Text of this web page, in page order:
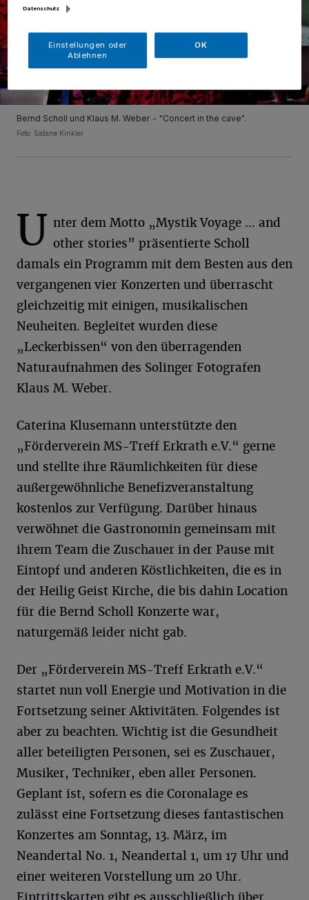
Bernd Scholl und Klaus M. Weber - "Concert in the cave".
Foto: Sabine Kinkler
U nter dem Motto „Mystik Voyage … and
other stories” präsentierte Scholl
damals ein Programm mit dem Besten aus den
vergangenen vier Konzerten und überrascht
gleichzeitig mit einigen, musikalischen
Neuheiten. Begleitet wurden diese
„Leckerbissen“ von den überragenden
Naturaufnahmen des Solinger Fotografen
Klaus M. Weber.
Caterina Klusemann unterstützte den
„Förderverein MS-Treff Erkrath e.V.“ gerne
und stellte ihre Räumlichkeiten für diese
außergewöhnliche Benefizveranstaltung
kostenlos zur Verfügung. Darüber hinaus
verwöhnet die Gastronomin gemeinsam mit
ihrem Team die Zuschauer in der Pause mit
Eintopf und anderen Köstlichkeiten, die es in
der Heilig Geist Kirche, die bis dahin Location
für die Bernd Scholl Konzerte war,
naturgemäß leider nicht gab.
Der „Förderverein MS-Treff Erkrath e.V.“
startet nun voll Energie und Motivation in die
Fortsetzung seiner Aktivitäten. Folgendes ist
aber zu beachten. Wichtig ist die Gesundheit
aller beteiligten Personen, sei es Zuschauer,
Musiker, Techniker, eben aller Personen.
Geplant ist, sofern es die Coronalage es
zulässt eine Fortsetzung dieses fantastischen
Konzertes am Sonntag, 13. März, im
Neandertal No. 1, Neandertal 1, um 17 Uhr und
einer weiteren Vorstellung um 20 Uhr.
Datenschutz
Einstellungen oder
Ablehnen
OK